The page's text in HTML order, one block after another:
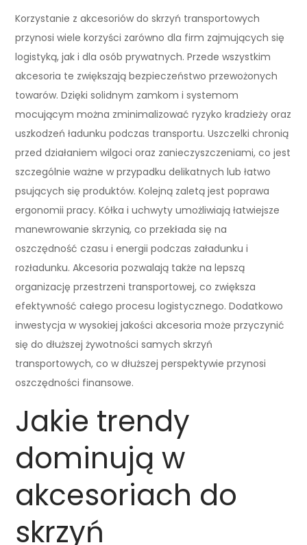
Korzystanie z akcesoriów do skrzyń transportowych
przynosi wiele korzyści zarówno dla firm zajmujących się
logistyką, jak i dla osób prywatnych. Przede wszystkim
akcesoria te zwiększają bezpieczeństwo przewożonych
towarów. Dzięki solidnym zamkom i systemom
mocującym można zminimalizować ryzyko kradzieży oraz
uszkodzeń ładunku podczas transportu. Uszczelki chronią
przed działaniem wilgoci oraz zanieczyszczeniami, co jest
szczególnie ważne w przypadku delikatnych lub łatwo
psujących się produktów. Kolejną zaletą jest poprawa
ergonomii pracy. Kółka i uchwyty umożliwiają łatwiejsze
manewrowanie skrzynią, co przekłada się na
oszczędność czasu i energii podczas załadunku i
rozładunku. Akcesoria pozwalają także na lepszą
organizację przestrzeni transportowej, co zwiększa
efektywność całego procesu logistycznego. Dodatkowo
inwestycja w wysokiej jakości akcesoria może przyczynić
się do dłuższej żywotności samych skrzyń
transportowych, co w dłuższej perspektywie przynosi
oszczędności finansowe.
Jakie trendy
dominują w
akcesoriach do
skrzyń